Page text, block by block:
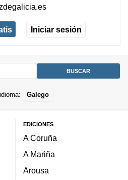
Iniciar sesión
Galego
EDICIONES
A Coruña
A Mariña
Arousa